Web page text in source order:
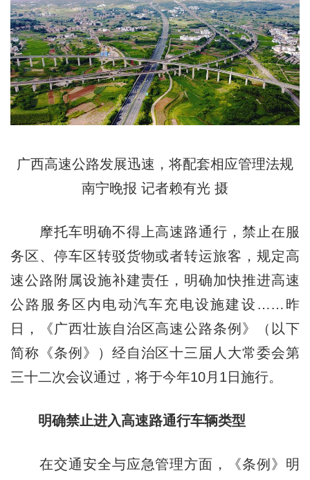
广西高速公路发展迅速，将配套相应管理法规
南宁晚报 记者赖有光 摄
摩托车明确不得上高速路通行，禁止在服
务区、停车区转驳货物或者转运旅客，规定高
速公路附属设施补建责任，明确加快推进高速
公路服务区内电动汽车充电设施建设……昨
日，《广西壮族自治区高速公路条例》（以下
简称《条例》）经自治区十三届人大常委会第
三十二次会议通过，将于今年10月1日施行。
明确禁止进入高速路通行车辆类型
在交通安全与应急管理方面，《条例》明